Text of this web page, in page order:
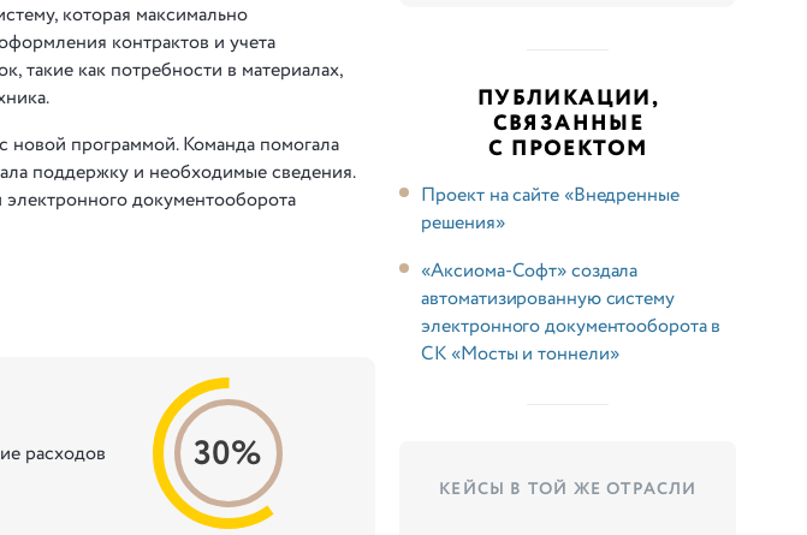
которая максимально
контрактов и учета
такие как потребности в материалах,
новой программой. Команда помогала
поддержку и необходимые сведения.
документооборота
расходов 30%
ПУБЛИКАЦИИ,
СВЯЗАННЫЕ
С ПРОЕКТОМ
Проект на сайте «Внедренные
решения»
«Аксиома-Софт» создала
автоматизированную систему
электронного документооборота в
СК «Мосты и тоннели»
КЕЙСЫ В ТОЙ ЖЕ ОТРАСЛИ